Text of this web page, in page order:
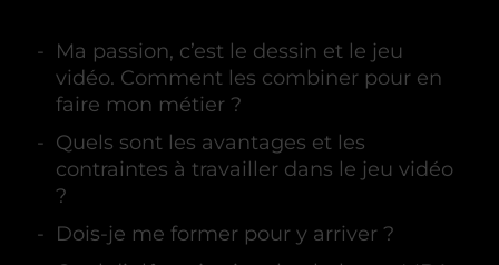
Ma passion, c’est le dessin et le jeu
vidéo. Comment les combiner pour en
faire mon métier ?
Quels sont les avantages et les
contraintes à travailler dans le jeu vidéo
?
Dois-je me former pour y arriver ?